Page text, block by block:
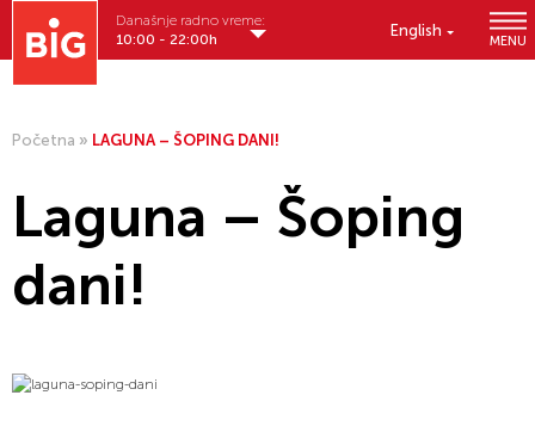
English
MENU
Današnje radno vreme:
10:00 - 22:00h
Početna » LAGUNA – ŠOPING DANI!
Laguna – Šoping
dani!